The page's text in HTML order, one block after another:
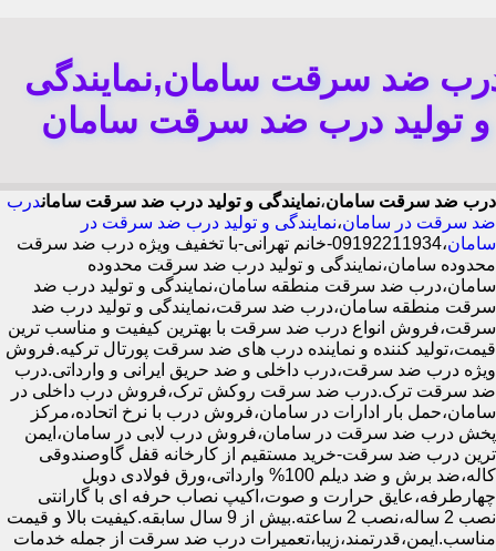
ضد سرقت سامان,نمایندگی
و تولید درب ضد سرقت سامان
درب ضد سرقت سامان،نمایندگی و تولید درب ضد سرقت ساماندرب
ضد سرقت در سامان،نمایندگی و تولید درب ضد سرقت در
سامان
،09192211934-خانم تهرانی-با تخفیف ویژه درب ضد سرقت
محدوده سامان،نمایندگی و تولید درب ضد سرقت محدوده
سامان،درب ضد سرقت منطقه سامان،نمایندگی و تولید درب ضد
سرقت منطقه سامان،درب ضد سرقت،نمایندگی و تولید درب ضد
سرقت،فروش انواع درب ضد سرقت با بهترین کیفیت و مناسب ترین
قیمت،تولید کننده و نماینده درب های ضد سرقت پورتال ترکیه.فروش
ویژه درب ضد سرقت،درب داخلی و ضد حریق ایرانی و وارداتی.درب
ضد سرقت ترک.درب ضد سرقت روکش ترک،فروش درب داخلی در
سامان،حمل بار ادارات در سامان،فروش درب با نرخ اتحاده،مرکز
پخش درب ضد سرقت در سامان،فروش درب لابی در سامان،ایمن
ترین درب ضد سرقت-خرید مستقیم از کارخانه قفل گاوصندوقی
کاله،ضد برش و ضد دیلم 100% وارداتی،ورق فولادی دوبل
چهارطرفه،عایق حرارت و صوت،اکیپ نصاب حرفه ای با گارانتی
نصب 2 ساله،نصب 2 ساعته.بیش از 9 سال سابقه.کیفیت بالا و قیمت
مناسب.ایمن،قدرتمند،زیبا،تعمیرات درب ضد سرقت از جمله خدمات